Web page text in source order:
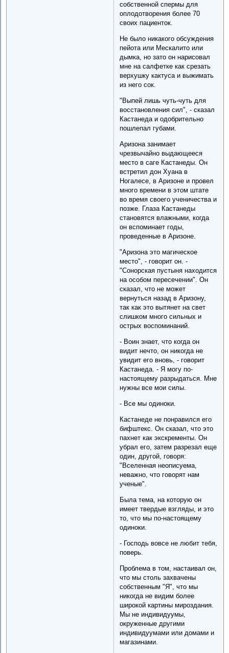
собственной спермы для
оплодотворения более 70
своих пациенток.
Не было никакого обсуждения
пейота или Мескалито или
дымка, но зато он нарисовал
мне на салфетке как срезать
верхушку кактуса и выжимать
из него сок.
"Выпей лишь чуть-чуть для
восстановления сил", - сказал
Кастанеда и одобрительно
пошлепал губами.
Аризона занимает
чрезвычайно выдающееся
место в саге Кастанеды. Он
встретил дон Хуана в
Ногалесе, в Аризоне и провел
много времени в этом штате
во время своего ученичества и
позже. Глаза Кастанеды
становятся влажными, когда
он вспоминает годы,
проведенные в Аризоне.
"Аризона это магическое
место", - говорит он. -
"Сонорская пустыня находится
на особом пересечении". Он
сказал, что не может
вернуться назад в Аризону,
так как это вытянет на свет
слишком много сильных и
острых воспоминаний.
- Воин знает, что когда он
видит нечто, он никогда не
увидит его вновь, - говорит
Кастанеда. - Я могу по-
настоящему разрыдаться. Мне
нужны все мои силы.
- Все мы одиноки.
Кастанеде не понравился его
бифштекс. Он сказал, что это
пахнет как экскременты. Он
убрал его, затем разрезал еще
один, другой, говоря:
"Вселенная неописуема,
неважно, что говорят нам
ученые".
Была тема, на которую он
имеет твердые взгляды, и это
то, что мы по-настоящему
одиноки.
- Господь вовсе не любит тебя,
поверь.
Проблема в том, настаивал он,
что мы столь захвачены
собственным "Я", что мы
никогда не видим более
широкой картины мироздания.
Мы не индивидуумы,
окруженные другими
индивидуумами или домами и
магазинами.